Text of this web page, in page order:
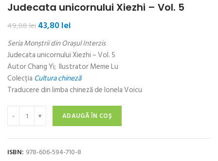
Judecata unicornului Xiezhi – Vol. 5
49,88leiPrețul
a
fost:
49,88 lei.
43,80lei
este:
43,80 lei.
Seria Monștrii din Orașul Interzis
Judecata unicornului Xiezhi – Vol. 5
Autor Chang Yi; Ilustrator Meme Lu
Colecția Cultura chineză
Traducere din limba chineză de Ionela Voicu
Cantitate Judecata unicornului Xiezhi - Vol. 5
ADAUGĂ ÎN COȘ
ISBN: 978-606-594-710-8